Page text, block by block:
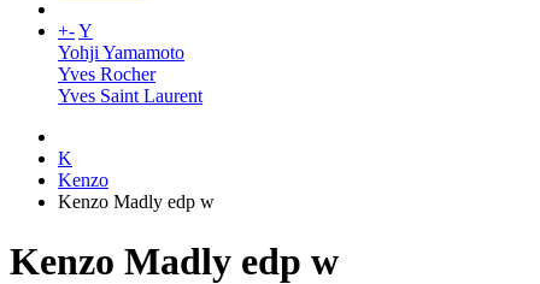
+-Y
Yohji Yamamoto
Yves Rocher
Yves Saint Laurent
K
Kenzo
Kenzo Madly edp w
Kenzo Madly edp w